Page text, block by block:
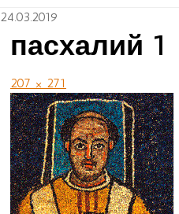
24.03.2019
пасхалий 1
207 × 271